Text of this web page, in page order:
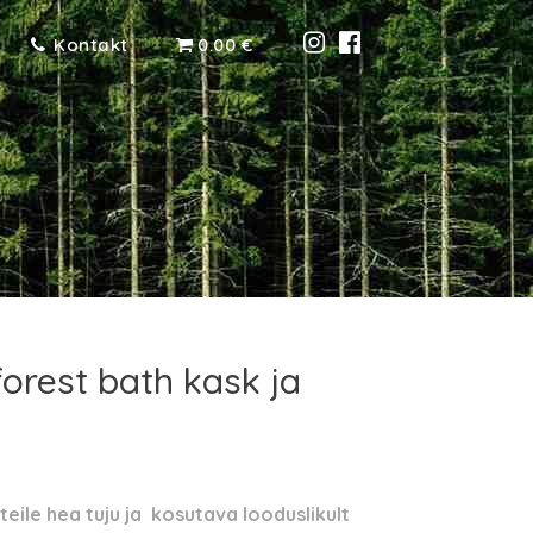
Kontakt 0.00 €
bath kask ja
hea tuju ja kosutava looduslikult